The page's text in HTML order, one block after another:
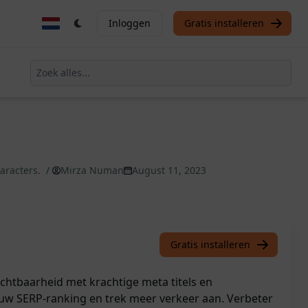
Inloggen Gratis installeren
/ Mirza Numan August 11, 2023
Gratis installeren
met krachtige meta titels en
SERP-ranking en trek meer verkeer aan. Verbeter